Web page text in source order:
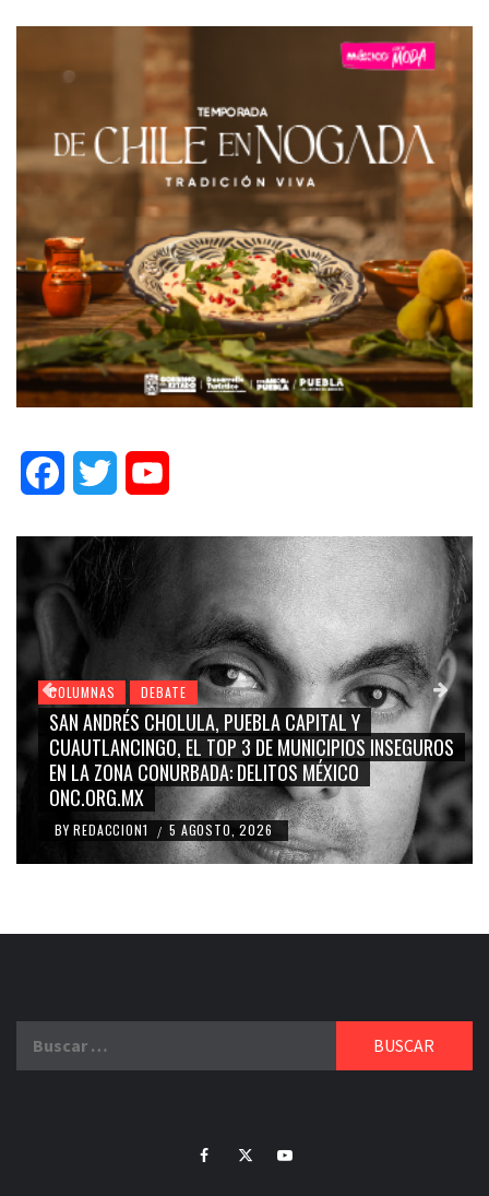
FacebookTwitter
COLUMNAS DEBATE
GRACE PALOMARES, NAY SALVATORI, SERGIO
CARMEN SALINAS “LA CORCHOLATA”,
BLANCO, SILVIA PINAL: LA TRIVIALIZACIÓN Y
RIDICULIZACIÓN DE LA REPRESENTACIÓN
BY REDACCION1 / 4 AGOSTO, 2026
FacebookTwitterYoutube